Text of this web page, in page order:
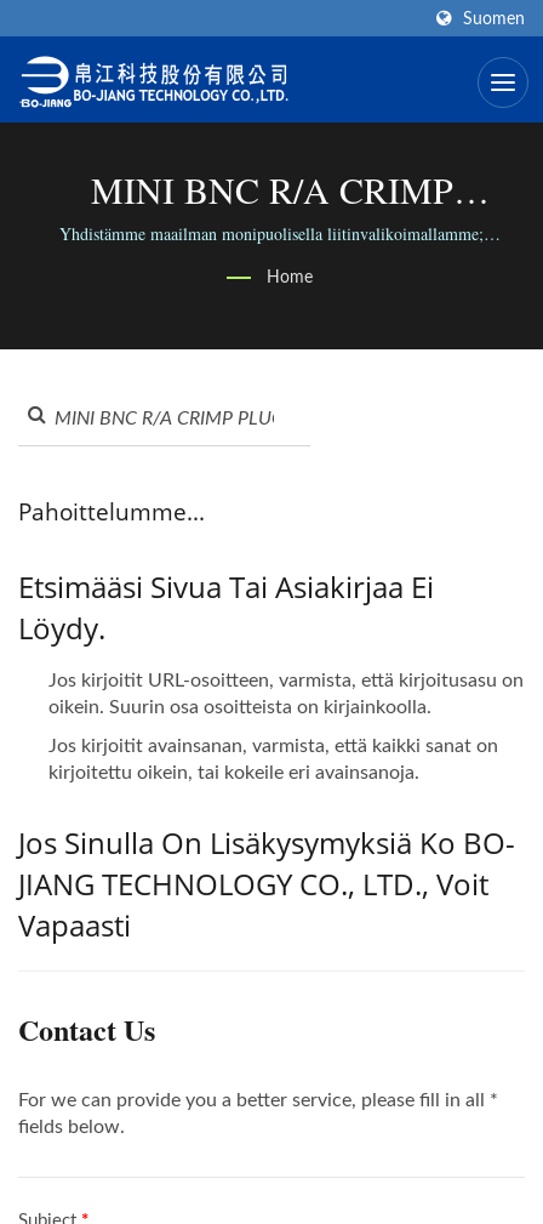
Suomen
MINI BNC R/A CRIMP
PLUGEtsitty | Korkean Taajuuden
RF-Liittimen Valmistaja | BO-
Yhdistämme maailman monipuolisella liitinvalikoimallamme;
Home
Pahoittelumme...
Etsimääsi Sivua Tai Asiakirjaa Ei
Löydy.
Jos kirjoitit URL-osoitteen, varmista, että kirjoitusasu on
oikein. Suurin osa osoitteista on kirjainkoolla.
Jos kirjoitit avainsanan, varmista, että kaikki sanat on
kirjoitettu oikein, tai kokeile eri avainsanoja.
Jos Sinulla On Lisäkysymyksiä Ko BO-
JIANG TECHNOLOGY CO., LTD., Voit
Vapaasti